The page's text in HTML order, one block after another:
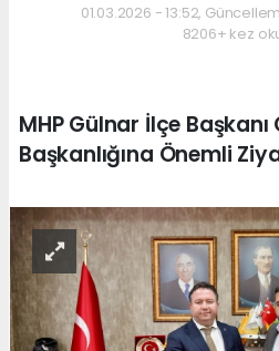
01.03.2026 - 13:52,
8206+ kez
MHP Gülnar İlçe Başkanı
Başkanlığına Önemli